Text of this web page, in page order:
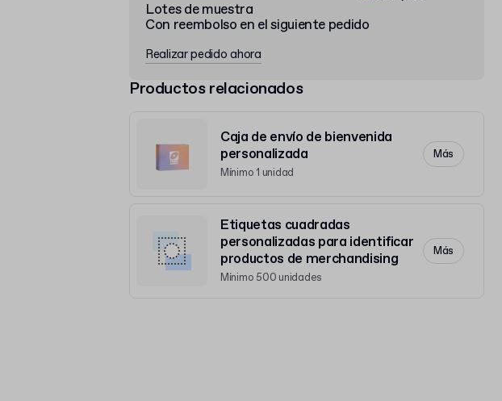
Lotes de muestra
Con reembolso en el siguiente pedido
Realizar pedido ahora
Productos relacionados
Caja de envío de bienvenida
personalizada
Mínimo 1 unidad
Más
Etiquetas cuadradas
personalizadas para identificar
productos de merchandising
Mínimo 500 unidades
Más